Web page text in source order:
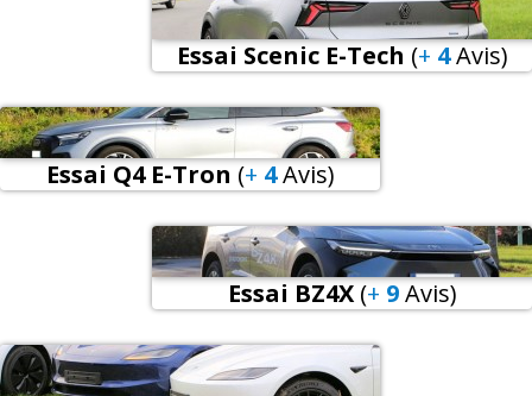
Essai Scenic E-Tech (+ 4 Avis)
Essai Q4 E-Tron (+ 4 Avis)
Essai BZ4X(+ 9 Avis)